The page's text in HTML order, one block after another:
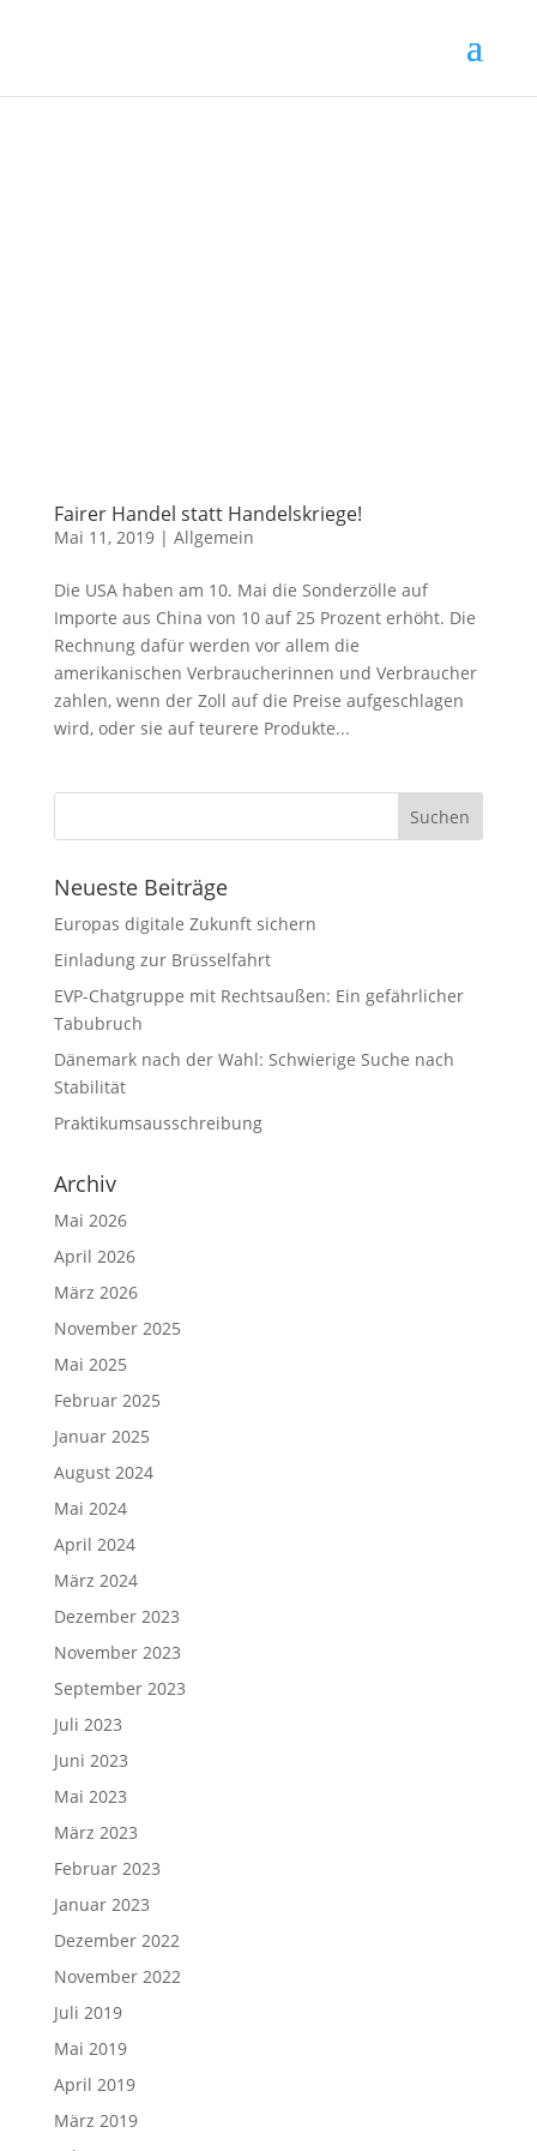
Fairer Handel statt Handelskriege!
Mai 11, 2019| Allgemein
Die USA haben am 10. Mai die Sonderzölle auf
Importe aus China von 10 auf 25 Prozent erhöht. Die
Rechnung dafür werden vor allem die
amerikanischen Verbraucherinnen und Verbraucher
zahlen, wenn der Zoll auf die Preise aufgeschlagen
wird, oder sie auf teurere Produkte...
Neueste Beiträge
Europas digitale Zukunft sichern
Einladung zur Brüsselfahrt
EVP-Chatgruppe mit Rechtsaußen: Ein gefährlicher
Tabubruch
Dänemark nach der Wahl: Schwierige Suche nach
Stabilität
Praktikumsausschreibung
Archiv
Mai 2026
April 2026
März 2026
November 2025
Mai 2025
Februar 2025
Januar 2025
August 2024
Mai 2024
April 2024
März 2024
Dezember 2023
November 2023
September 2023
Juli 2023
Juni 2023
Mai 2023
März 2023
Februar 2023
Januar 2023
Dezember 2022
November 2022
Juli 2019
Mai 2019
April 2019
März 2019